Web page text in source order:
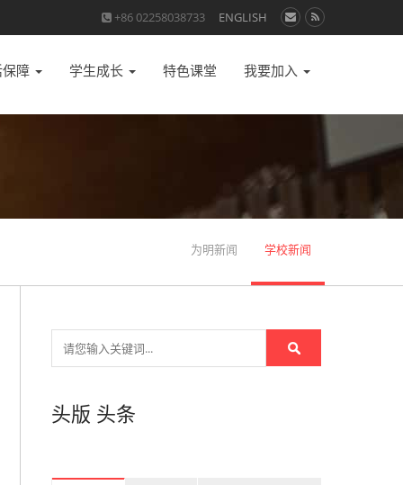
+86 02258038733 ENGLISH
障 学生成长 特色课堂 我要加入
为明新闻 学校新闻
头版 头条